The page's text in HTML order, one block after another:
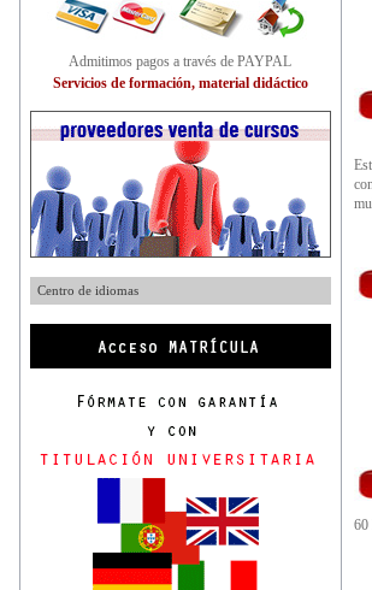
Admitimos pagos a través de PAYPAL
Servicios de formación, material didáctico
Centro de idiomas
60